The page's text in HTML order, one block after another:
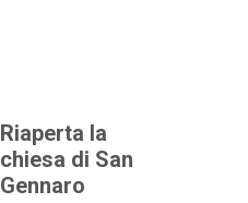
Riaperta la
chiesa di San
Gennaro